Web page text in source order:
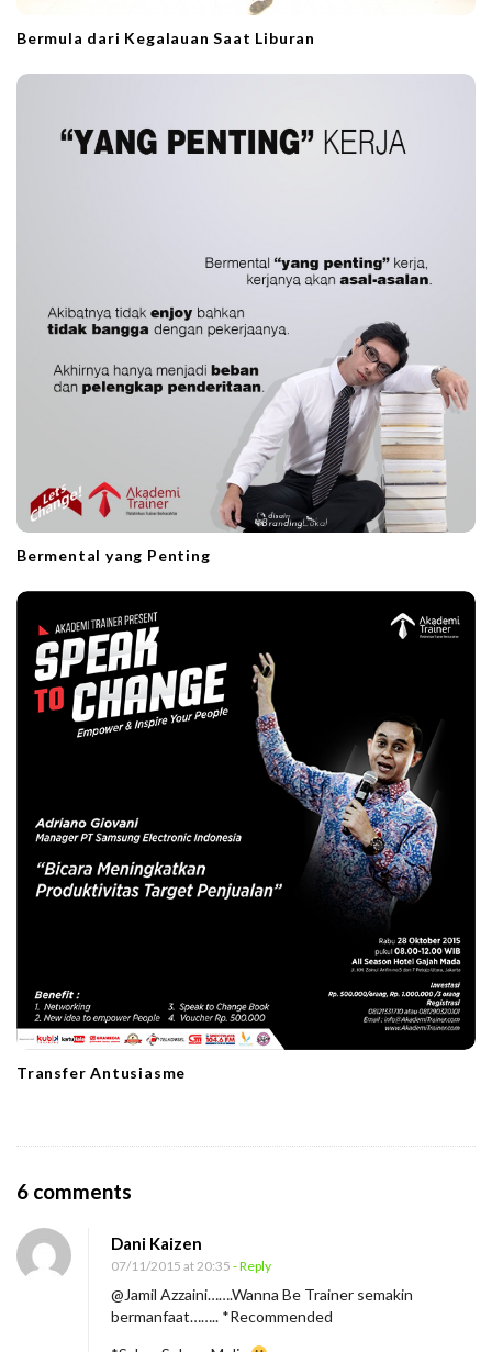
Bermula dari Kegalauan Saat Liburan
Bermental yang Penting
Transfer Antusiasme
6 comments
B
r
Dani Kaizen
07/11/2015 at 20:35 - Reply
@Jamil Azzaini…….Wanna Be Trainer semakin
bermanfaat…….. *Recommended